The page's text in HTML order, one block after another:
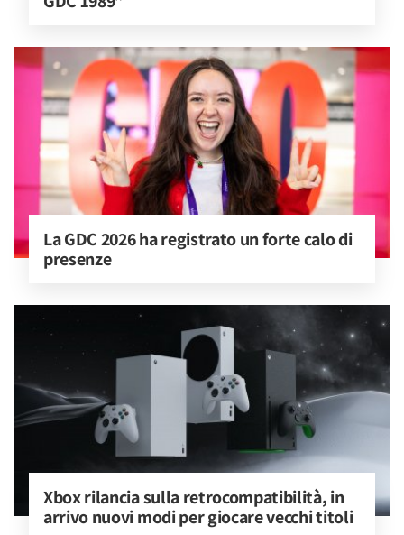
La GDC 2026 ha registrato un forte calo di
presenze
Xbox rilancia sulla retrocompatibilità, in
arrivo nuovi modi per giocare vecchi titoli